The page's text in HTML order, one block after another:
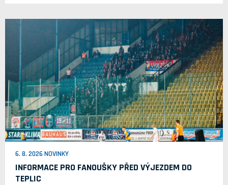
6. 8. 2026 NOVINKY
INFORMACE PRO FANOUŠKY PŘED VÝJEZDEM DO
TEPLIC